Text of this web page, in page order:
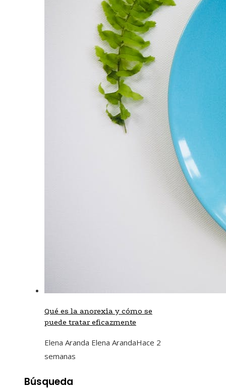
Qué es la anorexia y cómo se
puede tratar eficazmente
Elena Aranda Elena ArandaHace 2
semanas
Búsqueda